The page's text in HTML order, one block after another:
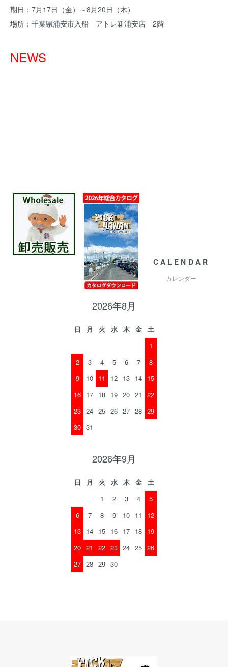
期日：7月17日（金）～8月20日（木）
場所：千葉県浦安市入船 アトレ新浦安店 2階
NEWS
CALENDAR
カレンダー
2026年8月
日 月 火 水 木 金
土
1
2
3 4 5 6 7
8
9
10 11 12 13 14 15
16 17 18 19 20 21
22
23 24 25 26 27 28 29
30 31
2026年9月
日 月 火 水 木 金
土
1
2 3 4
5
6
7 8 9 10 11
12
13 14 15 16 17 18 19
20 21 22 23 24 25 26
27 28 29 30